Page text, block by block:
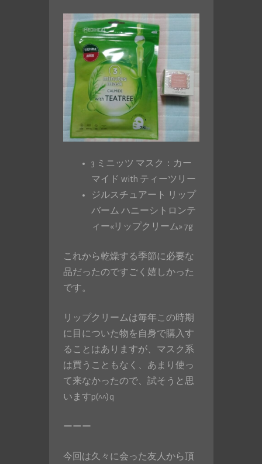
3 ミニッツ マスク：カー
マイド with ティーツリー
ジルスチュアート リップ
バーム ハニーシトロンテ
ィー«リップクリーム» 7g
これから乾燥する季節に必要な
品だったのですごく嬉しかった
です。
リップクリームは毎年この時期
に目についた物を自身で購入す
ることはありますが、マスク系
は買うこともなく、あまり使っ
て来なかったので、試そうと思
いますp(^^)q
ーーー
今回は久々に会った友人から頂